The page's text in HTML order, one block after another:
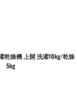
乾燥機 上開 洗濯10kg/乾燥
5kg